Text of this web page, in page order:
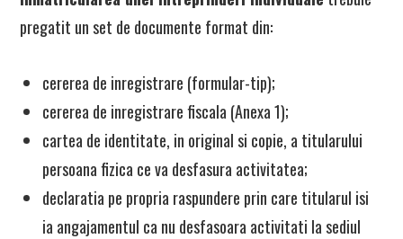
pregatit un set de documente format din:
cererea de inregistrare (formular-tip);
cererea de inregistrare fiscala (Anexa 1);
cartea de identitate, in original si copie, a titularului
persoana fizica ce va desfasura activitatea;
declaratia pe propria raspundere prin care titularul isi
ia angajamentul ca nu desfasoara activitati la sediul